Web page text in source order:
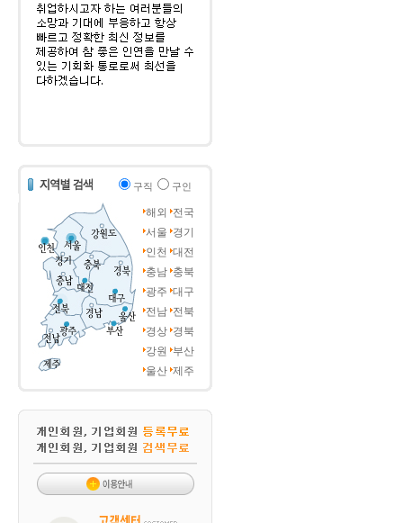
구직 구인
해외
전국
서울 경기
인천 대전
충남 충북
광주 대구
전남 전북
경상 경북
강원
부산
울산 제주